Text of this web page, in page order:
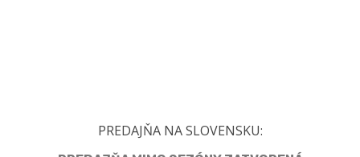
PREDAJŇA NA SLOVENSKU: